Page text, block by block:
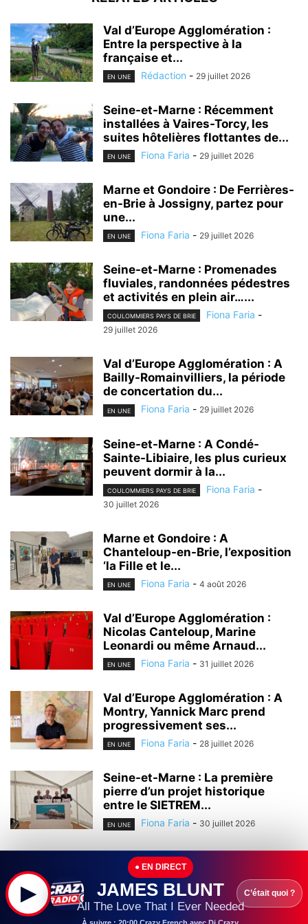
Val d’Europe Agglomération :
Entre la perspective à la
française et...
EN UNE Rédaction - 29 juillet 2026
Seine-et-Marne : Récemment
installées à Vaires-Torcy, les
suites hôtelières flottantes de...
EN UNE Fiona Faria - 29 juillet 2026
Marne et Gondoire : De Ferrières-
en-Brie à Jossigny, partez pour
une...
EN UNE Fiona Faria - 29 juillet 2026
Seine-et-Marne : Promenades
fluviales, randonnées pédestres
et activités en plein air…...
COULOMMIERS PAYS DE BRIE Fiona Faria -
29 juillet 2026
Val d’Europe Agglomération : A
Bailly-Romainvilliers, la période
de concertation du...
EN UNE Fiona Faria - 29 juillet 2026
Seine-et-Marne : A Condé-
Sainte-Libiaire, les plus curieux
peuvent dormir à la...
COULOMMIERS PAYS DE BRIE Fiona Faria -
30 juillet 2026
Marne et Gondoire : A
Chanteloup-en-Brie, l’exposition
‘la Fille et le...
EN UNE Fiona Faria - 4 août 2026
Val d’Europe Agglomération :
Nicolas Canteloup, Marine
Leonardi ou même Arnaud...
EN UNE Fiona Faria - 31 juillet 2026
Val d’Europe Agglomération : A
Montry, Yannick Marc prend
progressivement ses...
EN UNE Fiona Faria - 28 juillet 2026
Seine-et-Marne : La première
pierre d’un projet historique
entre le SIETREM...
EN UNE Fiona Faria - 30 juillet 2026
Seine-et-Marne : Leader mondial
de l’homéopathie, l’entreprise
Boiron (Montévrain) continue à...
EN UNE Fiona Faria - 29 juillet 2026
▶
● EN DIRECT
JAMES BLUNT
All The Love That I Ever Needed
C’était quoi ?